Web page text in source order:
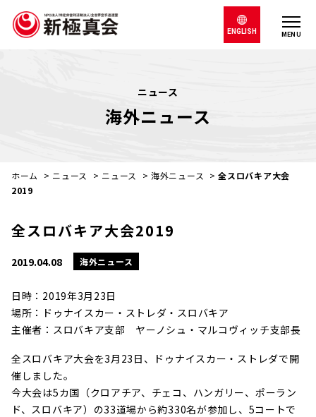
MENU
ENGLISH
ニュース
海外ニュース
ホーム > ニュース > ニュース >海外ニュース >全スロバキア大会
2019
全スロバキア大会2019
2019.04.08 海外ニュース
日時：2019年3月23日
場所：ドゥナイスカー・ストレダ・スロバキア
主催者：スロバキア支部 ヤーノシュ・マルコヴィッチ支部長
全スロバキア大会を3月23日、ドゥナイスカー・ストレダで開
催しました。
今大会は5カ国（クロアチア、チェコ、ハンガリー、ポーラン
ド、スロバキア）の33道場から約330名が参加し、5コートで